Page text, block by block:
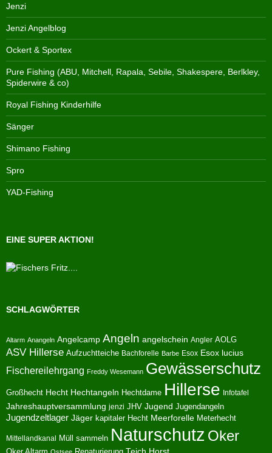
Jenzi
Jenzi Angelblog
Ockert & Sportex
Pure Fishing (ABU, Mitchell, Rapala, Sebile, Shakespere, Berlkley,
Spiderwire & co)
Royal Fishing Kinderhilfe
Sänger
Shimano Fishing
Spro
YAD-Fishing
EINE SUPER AKTION!
SCHLAGWÖRTER
Altarm Anangeln Angelcamp Angeln angelschein Angler AOLG
ASV Hillerse Aufzuchtteiche Bachforelle Barbe Esox Esox lucius
Fischereilehrgang Freddy Wesemann Gewässerschutz
Großhecht Hecht Hechtangeln Hechtdame Hillerse Infotafel
Jahreshauptversammlung jenzi JHV Jugend Jugendangeln
Jugendzeltlager Jäger kapitaler Hecht Meerforelle Meterhecht
Mittellandkanal Müll sammeln Naturschutz Oker